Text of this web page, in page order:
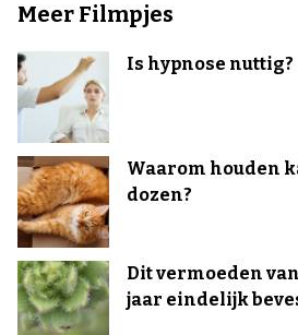
Meer Filmpjes
Is hypnose nuttig?
Waarom houden
dozen?
Dit vermoeden
jaar eindelijk